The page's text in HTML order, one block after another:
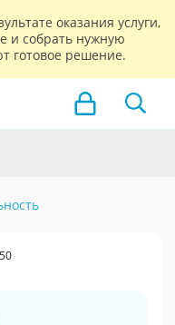
оказания услуги,
и собрать нужную
готовое решение.